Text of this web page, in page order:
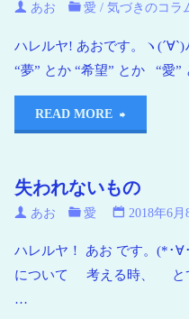
あお 愛 / 気づきのコラ
ハレルヤ! あおです。ヽ
“夢” とか “希望” とか “愛
READ MORE
失われないもの
あお 愛 2018年6月
ハレルヤ！ あお です。(*
について 考える時、 と
…